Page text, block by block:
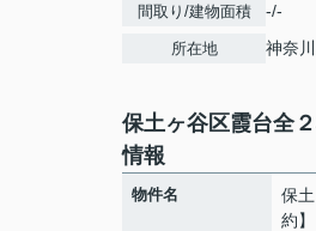
間取り/建物面積 -/-
所在地 神奈
保土ヶ谷区霞台全
情報
物件名
保
約】